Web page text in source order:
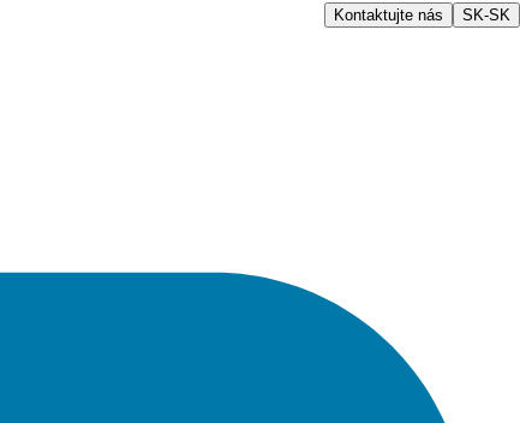
Kontaktujte nás SK-SK